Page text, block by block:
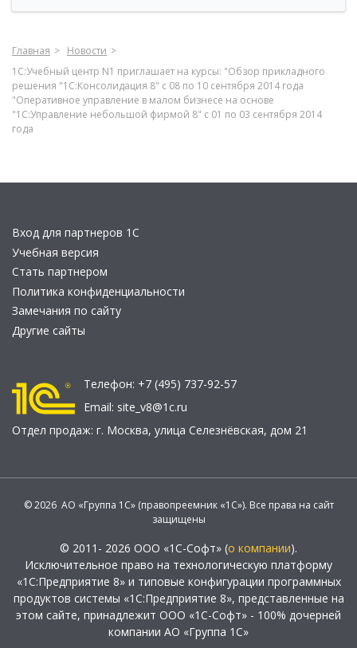
Главная
Новости
1С:Учебный центр N1 приглашает на курсы: "Обзор прикладного
решения "1С:Консолидация 8" с 08 по 10 сентября 2014 года
"Оперативное управление в малом бизнесе на основе
"1С:Управление небольшой фирмой 8" с 01 по 03 сентября 2014
года
Вход для партнеров 1С
Учебная версия
Стать партнером
Политика конфиденциальности
Замечания по сайту
Другие сайты
Телефон: +7 (495) 737-92-57
Email: site_v8@1c.ru
Отдел продаж: г. Москва, улица Селезнёвская, дом 21
© 2026 АО «Группа 1С» (правопреемник «1С»). Все права на сайт
защищены
© 2011- 2026 ООО «1С-Софт» (о компании).
Исключительное право на технологическую платформу
«1С:Предприятие 8» и типовые конфигурации программных
продуктов системы «1С:Предприятие 8», представленные на
этом сайте, принадлежит ООО «1С-Софт» - 100% дочерней
компании АО «Группа 1С»